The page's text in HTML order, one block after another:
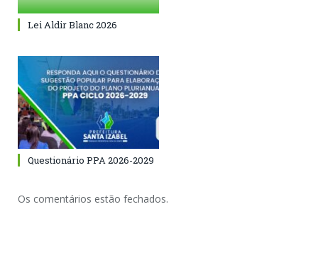
Lei Aldir Blanc 2026
Questionário PPA 2026-2029
Os comentários estão fechados.